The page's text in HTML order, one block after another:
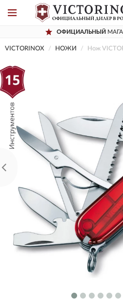
ОФИЦИАЛЬНЫЙМАГАЗИН
VICTORINOX НОЖИ Нож